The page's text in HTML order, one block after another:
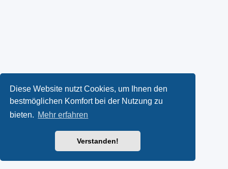
Diese Website nutzt Cookies, um Ihnen den
bestmöglichen Komfort bei der Nutzung zu
bieten. Mehr erfahren
Verstanden!